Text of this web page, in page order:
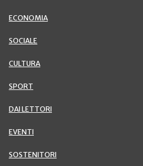
ECONOMIA
SOCIALE
CULTURA
SPORT
DAI LETTORI
EVENTI
SOSTENITORI